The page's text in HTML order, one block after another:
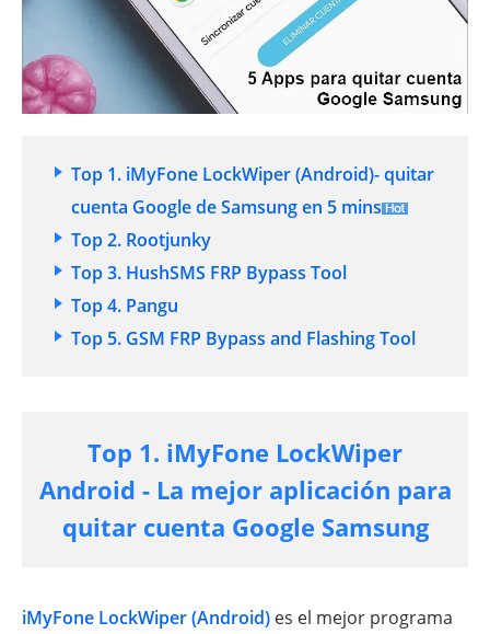
Top 1. iMyFone LockWiper (Android)- quitar
cuenta Google de Samsung en 5 mins
Top 2. Rootjunky
Top 3. HushSMS FRP Bypass Tool
Top 4. Pangu
Top 5. GSM FRP Bypass and Flashing Tool
Top 1. iMyFone LockWiper
Android - La mejor aplicación para
quitar cuenta Google Samsung
iMyFone LockWiper (Android) es el mejor programa